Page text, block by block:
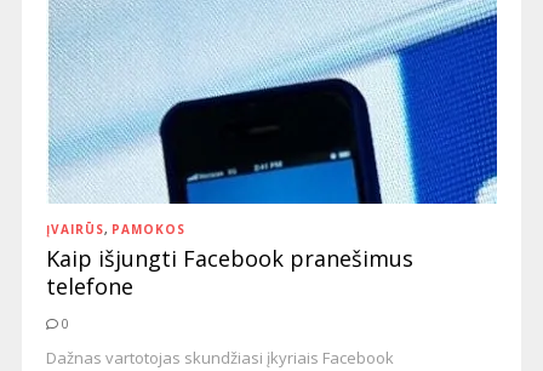
ĮVAIRŪS, PAMOKOS
Kaip išjungti Facebook pranešimus
telefone
0
Dažnas vartotojas skundžiasi įkyriais Facebook